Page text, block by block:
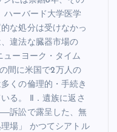
ハーバード大学医学
な処分は受けなかっ
違法な臓器市場の
ューヨーク・タイム
間に米国で2万人の
くの倫理的・手続き
る。 Ⅱ．遺族に返さ
訴訟で露呈した、無
場」 かつてシアトル